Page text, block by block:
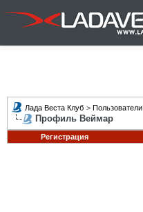
Лада Веста Клуб > Пользователи
Профиль Веймар
Регистрация